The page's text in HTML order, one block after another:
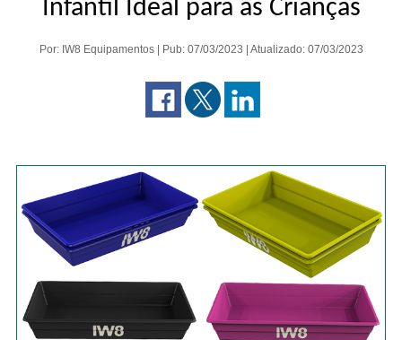
Infantil Ideal para as Crianças
Por: IW8 Equipamentos | Pub: 07/03/2023 | Atualizado: 07/03/2023